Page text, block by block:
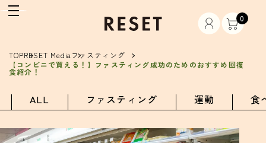
0
TOPRESET Media ファスティング
【コンビニで買える！】ファスティング成功のためのおすすめ回復
食紹介！
ALL ファスティング 運動 食